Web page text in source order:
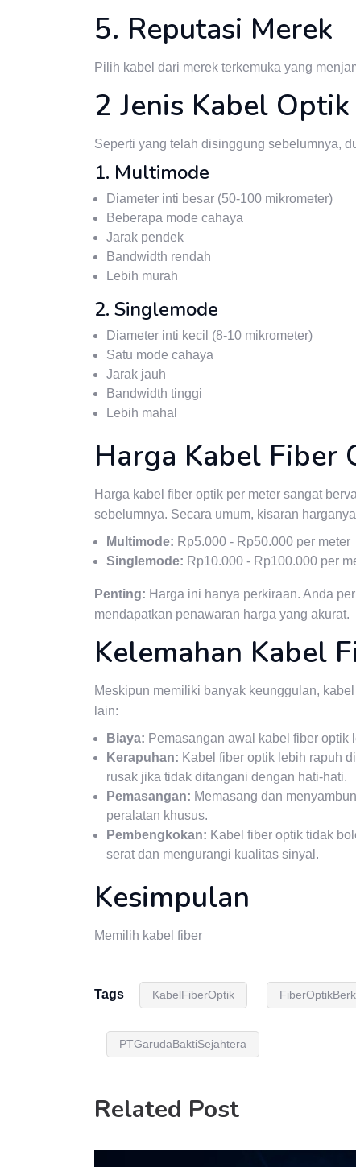
5. Reputasi Merek
Pilih kabel dari merek terkemuka yang
2 Jenis Kabel Optik
Seperti yang telah disinggung sebelumnya,
1. Multimode
Diameter inti besar (50-100 mikrometer)
Beberapa mode cahaya
Jarak pendek
Bandwidth rendah
Lebih murah
2. Singlemode
Diameter inti kecil (8-10 mikrometer)
Satu mode cahaya
Jarak jauh
Bandwidth tinggi
Lebih mahal
Harga Kabel Fiber
Harga kabel fiber optik per meter sangat
sebelumnya. Secara umum, kisaran
Multimode: Rp5.000 - Rp50.000 per meter
Singlemode: Rp10.000 - Rp100.000 per
Penting: Harga ini hanya perkiraan. Anda
mendapatkan penawaran harga yang akurat.
Kelemahan Kabel
Meskipun memiliki banyak keunggulan,
lain:
Biaya: Pemasangan awal kabel fiber
Kerapuhan: Kabel fiber optik lebih rapuh
rusak jika tidak ditangani dengan hati-hati.
Pemasangan: Memasang dan
peralatan khusus.
Pembengkokan: Kabel fiber optik tidak
serat dan mengurangi kualitas sinyal.
Kesimpulan
Memilih kabel fiber
Tags KabelFiberOptik
PTGarudaBaktiSejahtera
Related Post